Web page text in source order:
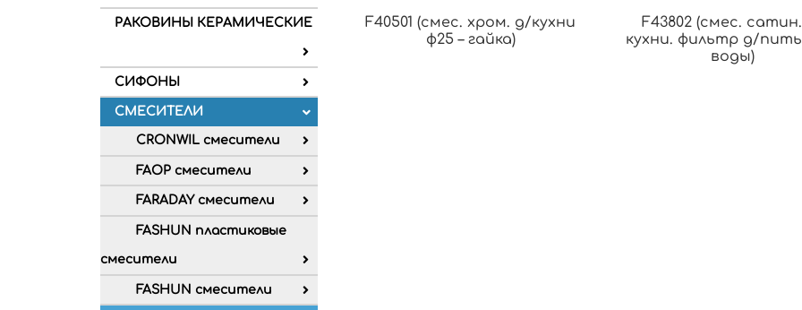
РАКОВИНЫ КЕРАМИЧЕСКИЕ
СИФОНЫ
СМЕСИТЕЛИ
CRONWIL смесители
FAOP смесители
FARADAY смесители
FASHUN пластиковые
смесители
FASHUN смесители
F40501 (смес. хром. д/кухни
ф25 – гайка)
F43802 (смес.
кухни. фильтр д/
воды)